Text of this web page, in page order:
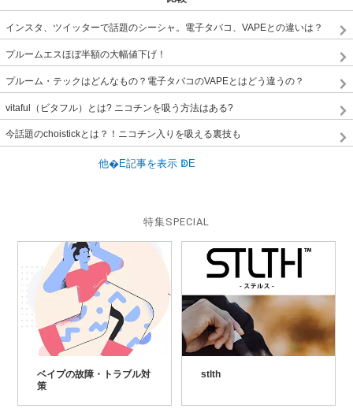
インスタ、ツイッターで話題のシーシャ。電子タバコ、VAPEとの違いは？
プルームエスほぼ半額の大幅値下げ！
プルーム・テックはどんなもの？電子タバコのVAPEとはどう違うの？
vitaful（ビタフル）とは? ニコチンを吸う方法はある?
今話題のchoistickとは？！ニコチン入りを吸える裏技も
特集 SPECIAL
ベイプの故障・トラブル対
策
stlth